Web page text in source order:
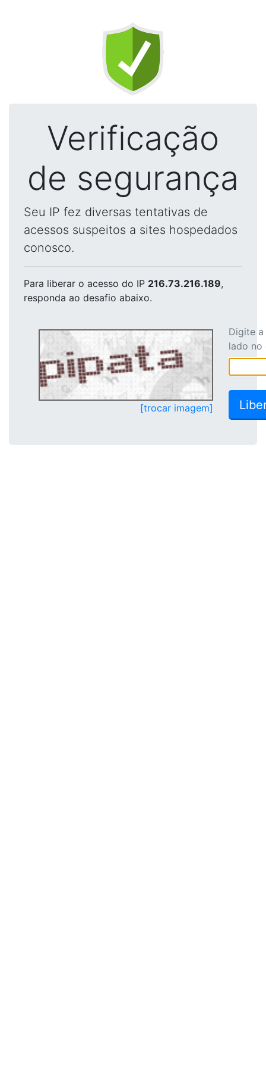
Verificação
de segurança
Seu IP fez diversas tentativas de
acessos suspeitos a sites hospedados
conosco.
Para liberar o acesso do IP 216.73.216.189,
responda ao desafio abaixo.
[trocar imagem]
Digite
lado no